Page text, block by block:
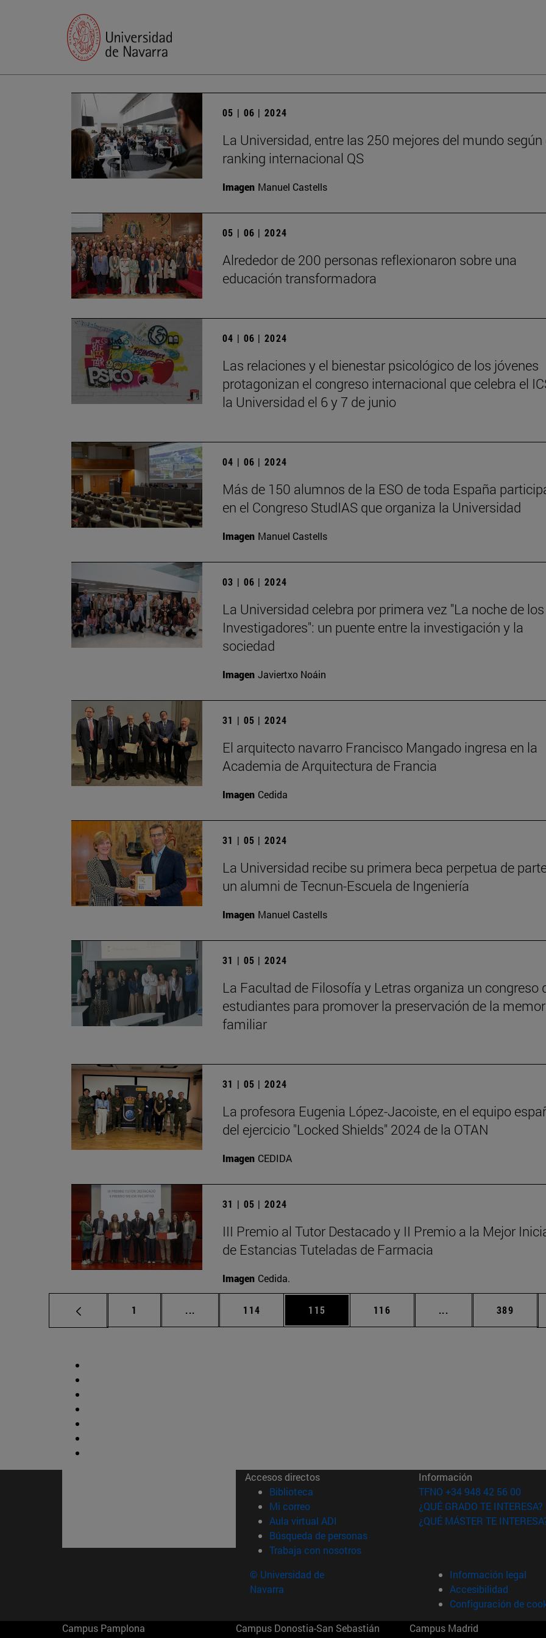
05 | 06 | 2024
La Universidad, entre las 250 mejores del mundo según
ranking internacional QS
Imagen Manuel Castells
05 | 06 | 2024
Alrededor de 200 personas reflexionaron sobre una
educación transformadora
04 | 06 | 2024
Las relaciones y el bienestar psicológico de los jóvenes
protagonizan el congreso internacional que celebra el
la Universidad el 6 y 7 de junio
04 | 06 | 2024
Más de 150 alumnos de la ESO de toda España
en el Congreso StudIAS que organiza la Universidad
Imagen Manuel Castells
03 | 06 | 2024
La Universidad celebra por primera vez "La noche de los
Investigadores": un puente entre la investigación y la
sociedad
Imagen Javiertxo Noáin
31 | 05 | 2024
El arquitecto navarro Francisco Mangado ingresa en la
Academia de Arquitectura de Francia
Imagen Cedida
31 | 05 | 2024
La Universidad recibe su primera beca perpetua de
un alumni de Tecnun-Escuela de Ingeniería
Imagen Manuel Castells
31 | 05 | 2024
La Facultad de Filosofía y Letras organiza un congreso
estudiantes para promover la preservación de la
familiar
31 | 05 | 2024
La profesora Eugenia López-Jacoiste, en el equipo
del ejercicio "Locked Shields" 2024 de la OTAN
Imagen CEDIDA
31 | 05 | 2024
III Premio al Tutor Destacado y II Premio a la Mejor
de Estancias Tuteladas de Farmacia
Imagen Cedida.
Página
1 ... Páginas intermedias Use TAB para desplazarse.
Página
114 Página
115 Página
116 ... Páginas intermedias
Página
389
Accesos directos
Biblioteca (abre en nueva ventana)
Mi correo(abre en nueva ventana)
Aula virtual ADI (abre en nueva ventana)
Búsqueda de personas(abre en nueva ventana)
Trabaja con nosotros(abre en nueva ventana)
Información
TFNO +34 948 42 56 00
¿QUÉ GRADO TE INTERESA?
¿QUÉ MÁSTER TE
© Universidad de
Navarra
Información legal
Accesibilidad
Configuración de
Campus Pamplona
Campus Donostia-San Sebastián
Campus Madrid